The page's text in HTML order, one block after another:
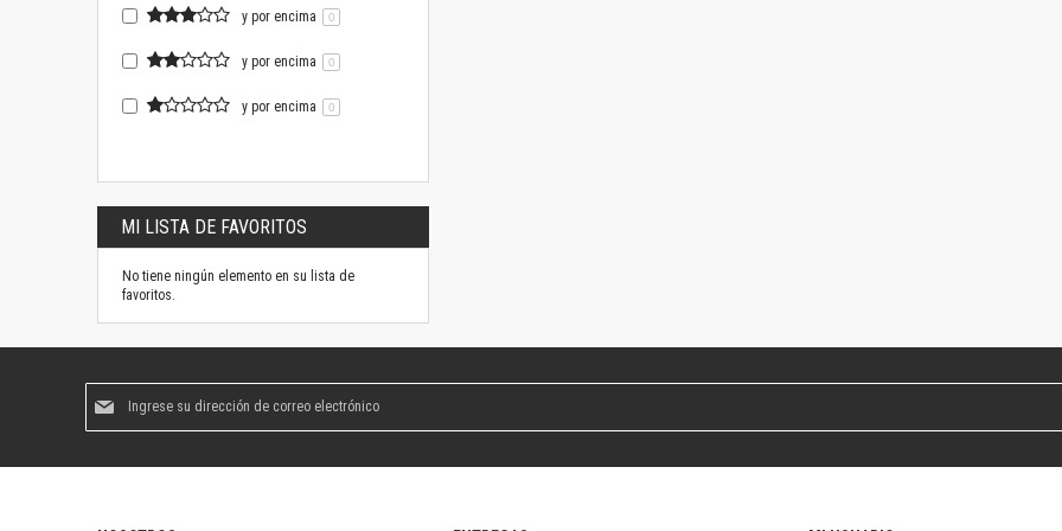
y por encima 0
y por encima 0
y por encima 0
MI LISTA DE FAVORITOS
No tiene ningún elemento en su lista de
favoritos.
boletín